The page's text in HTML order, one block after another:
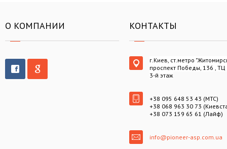
О КОМПАНИИ КОНТАКТЫ
г.Киев, ст.метро
проспект Победы, 136 , ТЦ
3-й этаж
+38 095 648 53 43 (МТС)
+38 068 963 30 73
+38 073 159 65 61 (Лайф)
info@pioneer-asp.com.ua